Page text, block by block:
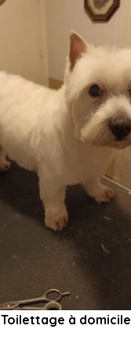
Toilettage à domicile